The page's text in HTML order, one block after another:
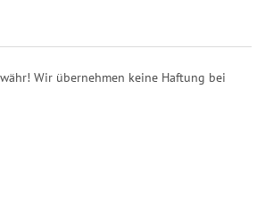
Wir übernehmen keine Haftung bei